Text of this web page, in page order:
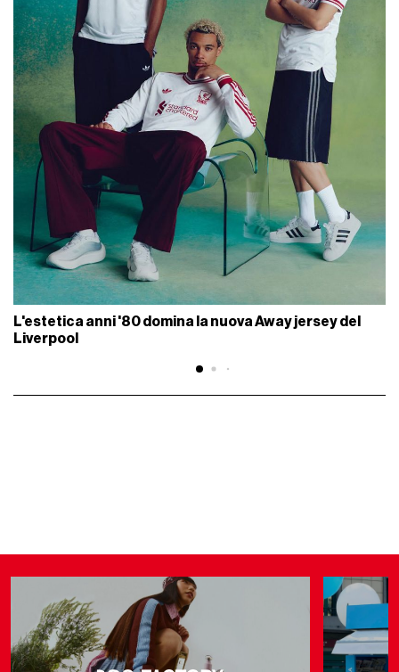
L'estetica anni '80 domina la nuova Away jersey del
Liverpool